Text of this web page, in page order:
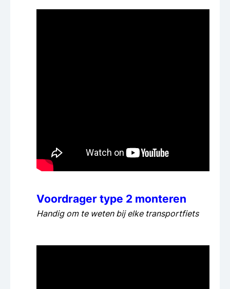
Voordrager type 2 monteren
Handig om te weten bij elke transportfiets